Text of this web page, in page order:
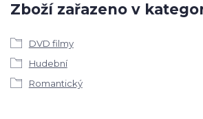
Zboží zařazeno v
DVD filmy
Hudební
Romantický